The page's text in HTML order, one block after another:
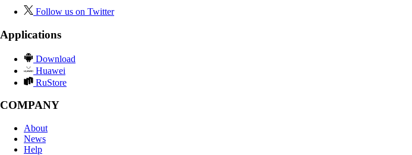
Follow us on Twitter
Applications
Download
Huawei
RuStore
COMPANY
About
News
Help